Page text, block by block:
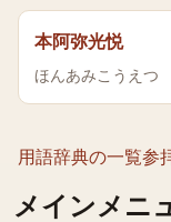
メインメニ
本阿弥光悦
ほんあみこうえつ
用語辞典の一覧参